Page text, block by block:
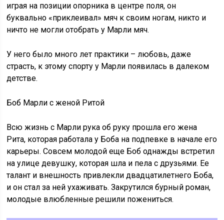
играя на позиции опорника в центре поля, он
буквально «приклеивал» мяч к своим ногам, никто и
ничто не могли отобрать у Марли мяч.
У него было много лет практики – любовь, даже
страсть, к этому спорту у Марли появилась в далеком
детстве.
Боб Марли с женой Ритой
Всю жизнь с Марли рука об руку прошла его жена
Рита, которая работала у Боба на подпевке в начале его
карьеры. Совсем молодой еще Боб однажды встретил
на улице девушку, которая шла и пела с друзьями. Ее
талант и внешность привлекли двадцатилетнего Боба,
и он стал за ней ухаживать. Закрутился бурный роман,
молодые влюбленные решили пожениться.